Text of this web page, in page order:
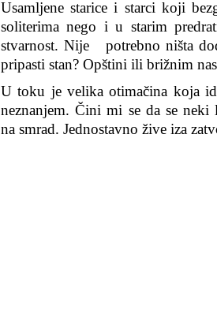
Usamljene starice i starci koji
soliterima nego i u starim
stvarnost. Nije potrebno ništa
pripasti stan? Opštini ili brižnim
U toku je velika otimačina koja
neznanjem. Čini mi se da se
na smrad. Jednostavno žive iza